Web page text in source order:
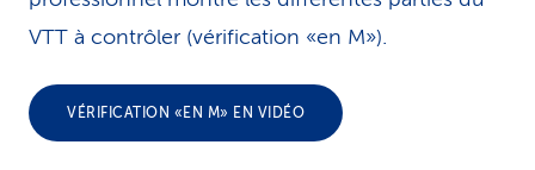
VTT à contrôler (vérification «en M»).
VÉRIFICATION «EN M» EN VIDÉO